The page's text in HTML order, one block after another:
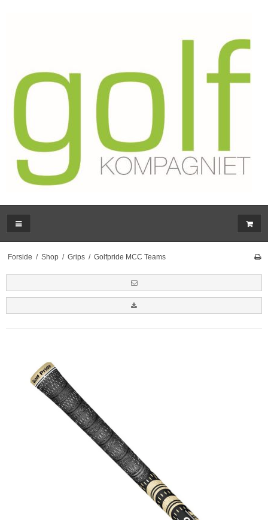
Forside / Shop / Grips / Golfpride MCC Teams